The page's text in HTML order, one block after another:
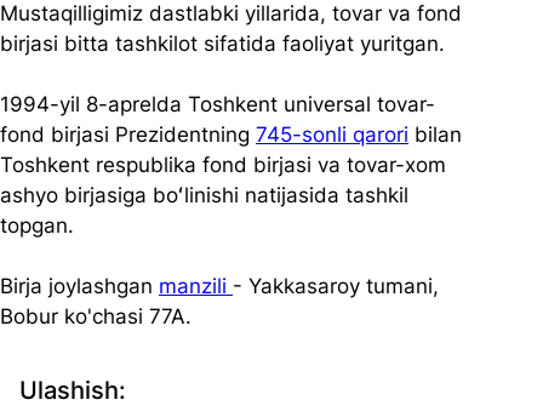
Ulashish:
Mustaqilligimiz dastlabki yillarida, tovar va fond
birjasi bitta tashkilot sifatida faoliyat yuritgan.
1994-yil 8-aprelda Toshkent universal tovar-
fond birjasi Prezidentning 745-sonli qarori bilan
Toshkent respublika fond birjasi va tovar-xom
ashyo birjasiga boʻlinishi natijasida tashkil
topgan.
Birja joylashgan manzili - Yakkasaroy tumani,
Bobur ko'chasi 77A.